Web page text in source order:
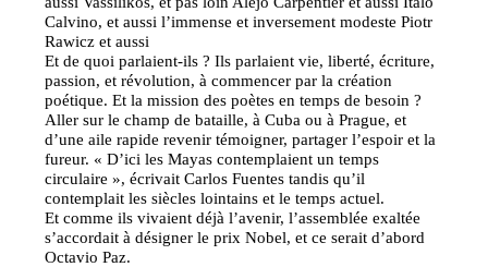
Calvino, et aussi l’immense et inversement modeste Piotr
Rawicz et aussi
Et de quoi parlaient-ils ? Ils parlaient vie, liberté, écriture,
passion, et révolution, à commencer par la création
poétique. Et la mission des poètes en temps de besoin ?
Aller sur le champ de bataille, à Cuba ou à Prague, et
d’une aile rapide revenir témoigner, partager l’espoir et la
fureur. « D’ici les Mayas contemplaient un temps
circulaire », écrivait Carlos Fuentes tandis qu’il
contemplait les siècles lointains et le temps actuel.
Et comme ils vivaient déjà l’avenir, l’assemblée exaltée
s’accordait à désigner le prix Nobel, et ce serait d’abord
Octavio Paz.